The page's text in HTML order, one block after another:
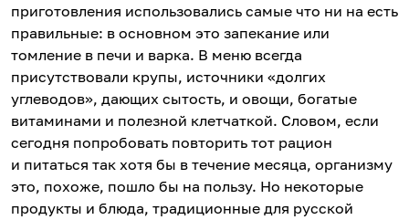
приготовления использовались самые что ни на есть
правильные: в основном это запекание или
томление в печи и варка. В меню всегда
присутствовали крупы, источники «долгих
углеводов», дающих сытость, и овощи, богатые
витаминами и полезной клетчаткой. Словом, если
сегодня попробовать повторить тот рацион
и питаться так хотя бы в течение месяца, организму
это, похоже, пошло бы на пользу. Но некоторые
продукты и блюда, традиционные для русской